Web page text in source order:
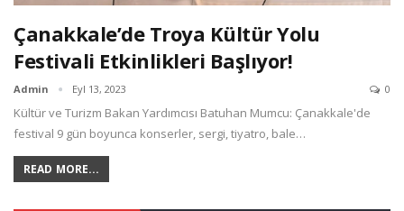
Çanakkale’de Troya Kültür Yolu
Festivali Etkinlikleri Başlıyor!
Admin Eyl 13, 2023 0
Kültür ve Turizm Bakan Yardımcısı Batuhan Mumcu: Çanakkale'de
festival 9 gün boyunca konserler, sergi, tiyatro, bale…
READ MORE...